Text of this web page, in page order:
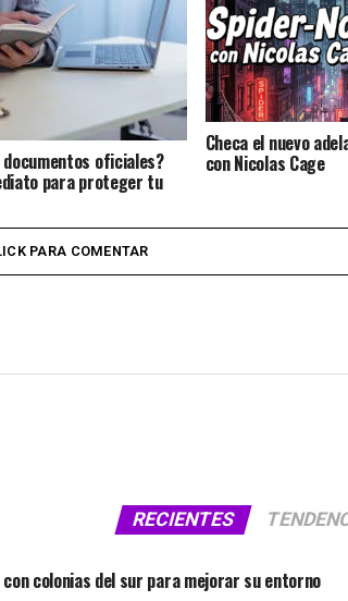
oficiales?
para proteger tu
Checa el nuevo
con Nicolas Cage
PARA COMENTAR
RECIENTES
con colonias del sur para mejorar su entorno